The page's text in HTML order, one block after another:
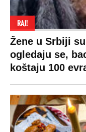
RAJ!
Žene u Srbiji
ogledaju se,
koštaju 100